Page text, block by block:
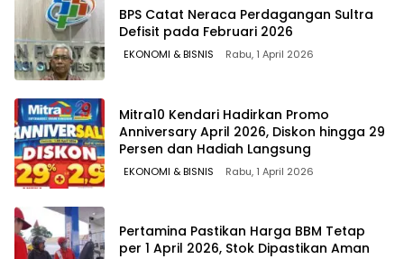
BPS Catat Neraca Perdagangan Sultra
Defisit pada Februari 2026
EKONOMI & BISNIS Rabu, 1 April 2026
Mitra10 Kendari Hadirkan Promo
Anniversary April 2026, Diskon hingga 29
Persen dan Hadiah Langsung
EKONOMI & BISNIS Rabu, 1 April 2026
Pertamina Pastikan Harga BBM Tetap
per 1 April 2026, Stok Dipastikan Aman